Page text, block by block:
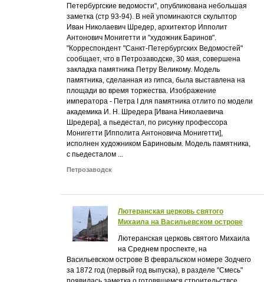
Петербургские ведомости", опубликована небольшая
заметка (стр 93-94). В ней упоминаются скульптор
Иван Николаевич Шредер, архитектор Ипполит
Антонович Монигетти и "художник Баринов".
"Корреспондент "Санкт-Петербургских Ведомостей"
сообщает, что в Петрозаводске, 30 мая, совершена
закладка памятника Петру Великому. Модель
памятника, сделанная из гипса, была выставлена на
площади во время торжества. Изображение
императора - Петра I для памятника отлито по модели
академика И. Н. Шредера [Ивана Николаевича
Шредера], а пьедестал, по рисунку профессора
Монигетти [Ипполита Антоновича Монигетти],
исполнен художником Бариновым. Модель памятника,
с пьедесталом ...
Петрозаводск
Лютеранская церковь святого
Михаила на Васильевском острове
Лютеранская церковь святого Михаила
на Среднем проспекте, на
Васильевском острове В февральском номере Зодчего
за 1872 год (первый год выпуска), в разделе "Смесь"